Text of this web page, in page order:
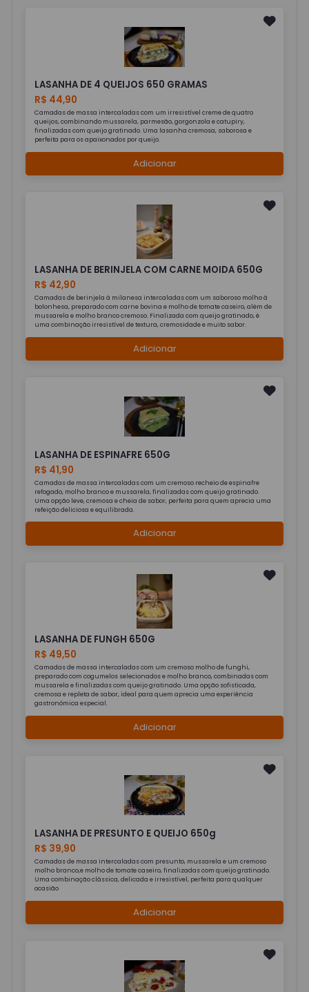
LASANHA DE 4 QUEIJOS 650 GRAMAS
R$ 44,90
Camadas de massa intercaladas com um irresistível creme de quatro
queijos, combinando mussarela, parmesão, gorgonzola e catupiry,
finalizadas com queijo gratinado. Uma lasanha cremosa, saborosa e
perfeita para os apaixonados por queijo.
Adicionar
LASANHA DE BERINJELA COM CARNE MOIDA 650G
R$ 42,90
Camadas de berinjela à milanesa intercaladas com um saboroso molho à
bolonhesa, preparado com carne bovina e molho de tomate caseiro, além de
mussarela e molho branco cremoso. Finalizada com queijo gratinado, é
uma combinação irresistível de textura, cremosidade e muito sabor.
Adicionar
LASANHA DE ESPINAFRE 650G
R$ 41,90
Camadas de massa intercaladas com um cremoso recheio de espinafre
refogado, molho branco e mussarela, finalizadas com queijo gratinado.
Uma opção leve, cremosa e cheia de sabor, perfeita para quem aprecia uma
refeição deliciosa e equilibrada.
Adicionar
LASANHA DE FUNGH 650G
R$ 49,50
Camadas de massa intercaladas com um cremoso molho de funghi,
preparado com cogumelos selecionados e molho branco, combinadas com
mussarela e finalizadas com queijo gratinado. Uma opção sofisticada,
cremosa e repleta de sabor, ideal para quem aprecia uma experiência
gastronômica especial.
Adicionar
LASANHA DE PRESUNTO E QUEIJO 650g
R$ 39,90
Camadas de massa intercaladas com presunto, mussarela e um cremoso
molho branco,e molho de tomate caseiro, finalizadas com queijo gratinado.
Uma combinação clássica, delicada e irresistível, perfeita para qualquer
ocasião
Adicionar